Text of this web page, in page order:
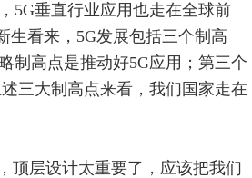
5G垂直行业应用也走在全球前
生看来，5G发展包括三个制高
制高点是推动好5G应用；第三个
三大制高点来看，我们国家走在
顶层设计太重要了，应该把我们